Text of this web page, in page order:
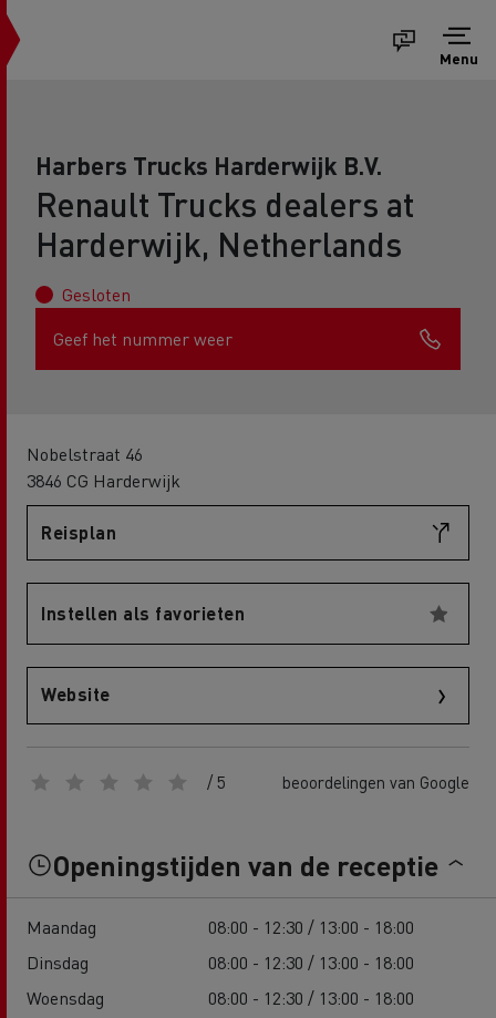
Menu
Harbers Trucks Harderwijk B.V.
Renault Trucks dealers at
Harderwijk, Netherlands
Gesloten
Geef het nummer weer
Nobelstraat 46
3846 CG Harderwijk
Reisplan
Instellen als favorieten
Website
/ 5 beoordelingen van Google
Openingstijden van de receptie
Maandag
08:00 - 12:30 / 13:00 - 18:00
Dinsdag
08:00 - 12:30 / 13:00 - 18:00
Woensdag
08:00 - 12:30 / 13:00 - 18:00